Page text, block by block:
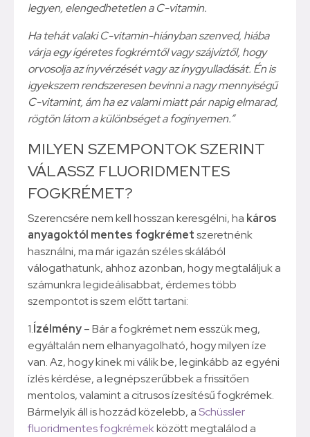
legyen, elengedhetetlen a C-vitamin.
Ha tehát valaki C-vitamin-hiányban szenved, hiába
várja egy ígéretes fogkrémtől vagy szájvíztől, hogy
orvosolja az ínyvérzését vagy az ínygyulladását. Én is
igyekszem rendszeresen bevinni a nagy mennyiségű
C-vitamint, ám ha ez valami miatt pár napig elmarad,
rögtön látom a különbséget a fogínyemen.”
MILYEN SZEMPONTOK SZERINT
VÁLASSZ FLUORIDMENTES
FOGKRÉMET?
Szerencsére nem kell hosszan keresgélni, ha káros
anyagoktól mentes fogkrémetszeretnénk
használni, ma már igazán széles skálából
válogathatunk, ahhoz azonban, hogy megtaláljuk a
számunkra legideálisabbat, érdemes több
szempontot is szem előtt tartani:
1.Ízélmény– Bár a fogkrémet nem esszük meg,
egyáltalán nem elhanyagolható, hogy milyen íze
van. Az, hogy kinek mi válik be, leginkább az egyéni
ízlés kérdése, a legnépszerűbbek a frissítően
mentolos, valamint a citrusos ízesítésű fogkrémek.
Bármelyik áll is hozzád közelebb, aSchüssler
fluoridmentes fogkrémekközött megtalálod a